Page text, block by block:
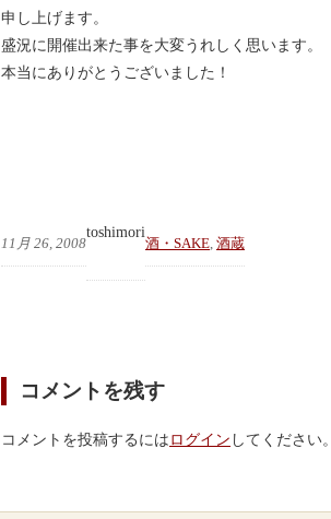
申し上げます。
盛況に開催出来た事を大変うれしく思います。
本当にありがとうございました！
11月 26, 2008
toshimori
酒・SAKE, 酒蔵
コメントを残す
コメントを投稿するには ログイン してください。